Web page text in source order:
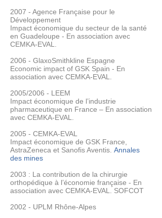
2007 - Agence Française pour le
Développement
Impact économique du secteur de la santé
en Guadeloupe - En association avec
CEMKA-EVAL.
2006 - GlaxoSmithkline Espagne
Economic impact of GSK Spain - En
association avec CEMKA-EVAL.
2005/2006 - LEEM
Impact économique de l’industrie
pharmaceutique en France – En association
avec CEMKA-EVAL.
2005 - CEMKA-EVAL
Impact économique de GSK France,
AstraZeneca et Sanofis Aventis. Annales
des mines
2003 : La contribution de la chirurgie
orthopédique à l’économie française - En
association avec CEMKA-EVAL. SOFCOT
2002 - UPLM Rhône-Alpes